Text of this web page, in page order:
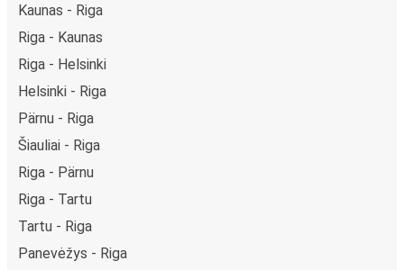
Kaunas - Riga
Riga - Kaunas
Riga - Helsinki
Helsinki - Riga
Pärnu - Riga
Šiauliai - Riga
Riga - Pärnu
Riga - Tartu
Tartu - Riga
Panevėžys - Riga